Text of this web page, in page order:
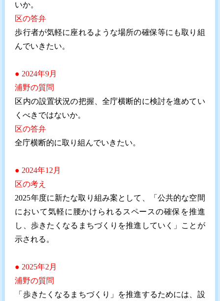
いか。
区の答弁
歩行者が気軽に座れるような場所の確保等にも取り組
んでいきたい。
● 2024年9月
浦野の質問
区内の設置状況の把握、全庁横断的に検討を進めてい
くべきではないか。
区の答弁
全庁横断的に取り組んでいきたい。
● 2024年12月
区の考え
2025年度に新たな取り組み案として、「公共的な空間
において気軽に腰かけられるスペースの確保を推進
し、歩きたくなるまちづくりを推進していく」ことが
示される。
● 2025年2月
浦野の質問
「歩きたくなるまちづくり」を推進するためには、設